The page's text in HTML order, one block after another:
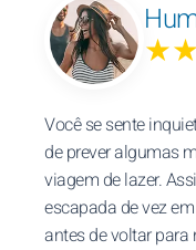
Você se sente
de prever algumas
viagem de lazer.
escapada de vez
antes de voltar para